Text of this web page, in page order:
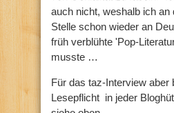
auch nicht, weshalb ich an
Stelle schon wieder an
früh verblühte 'Pop-
musste …
Für das taz-Interview aber
Lesepflicht in jeder